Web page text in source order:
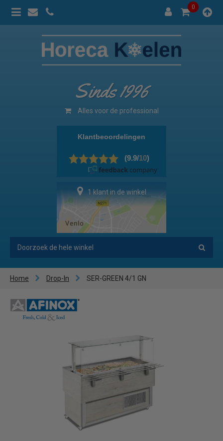
0
Sinds 1996
Alles voor de professional
1 klant in de winkel
Home Drop-In SER-GREEN 4/1 GN